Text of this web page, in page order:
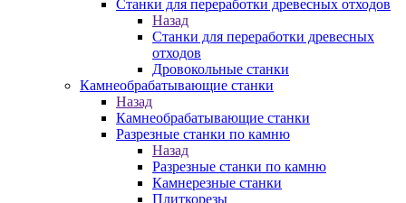
Станки для переработки древесных отходов
Назад
Станки для переработки древесных
отходов
Дровокольные станки
Камнеобрабатывающие станки
Назад
Камнеобрабатывающие станки
Разрезные станки по камню
Назад
Разрезные станки по камню
Камнерезные станки
Плиткорезы